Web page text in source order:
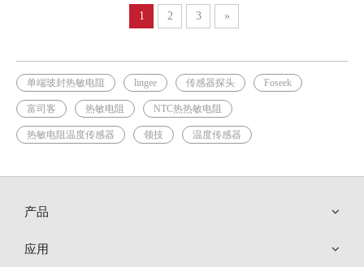
1 2 3 »
单端玻封热敏电阻 lingee 传感器探头 Foseek
富司客 热敏电阻 NTC热热敏电阻
热敏电阻温度传感器 领技 温度传感器
产品
应用